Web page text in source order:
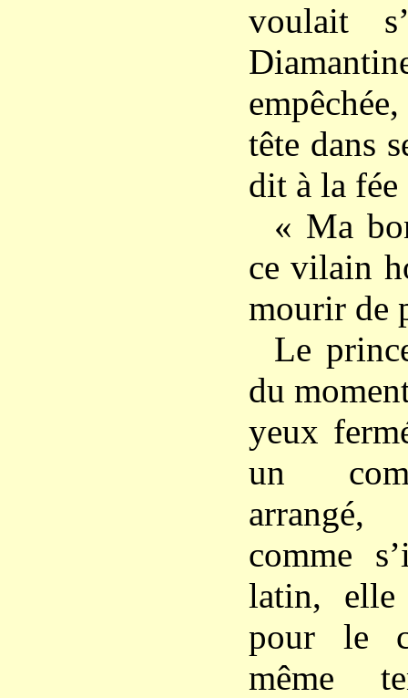
voulait
tête dans
dit à la fée
« Ma
ce vilain
mourir de
Le
du
yeux
un
comme
latin,
pour le
même